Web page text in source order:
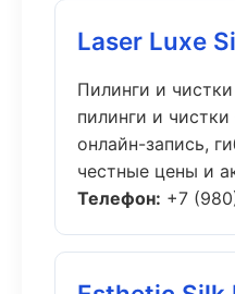
Laser Luxe
Пилинги и
пилинги и
онлайн-запись,
честные цены и
Телефон: +7